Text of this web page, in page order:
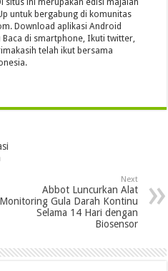
situs ini merupakan edisi majalah
untuk bergabung di komunitas
Download aplikasi Android
Baca di smartphone, Ikuti twitter,
telah ikut bersama
Next
Abbot Luncurkan Alat
Monitoring Gula Darah Kontinu
Selama 14 Hari dengan
Biosensor